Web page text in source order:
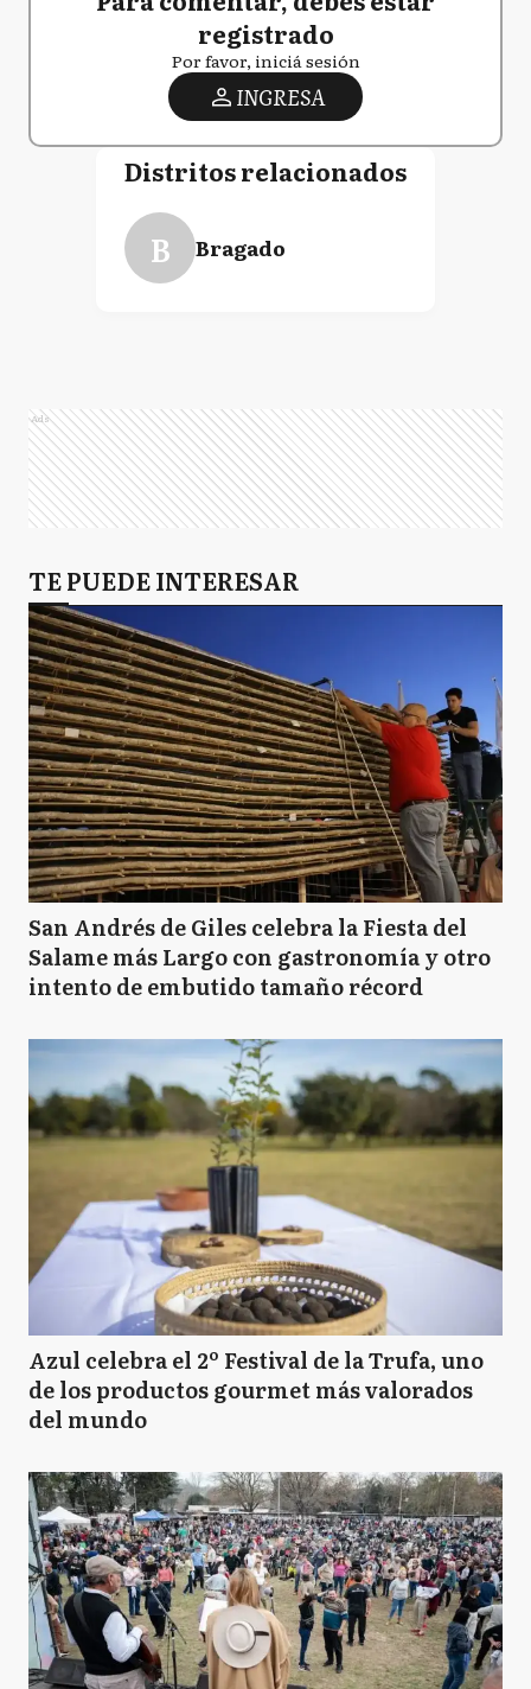
registrado
Por favor, iniciá sesión
INGRESA
Distritos relacionados
B Bragado
Ads
TE PUEDE INTERESAR
San Andrés de Giles celebra la Fiesta del
Salame más Largo con gastronomía y otro
intento de embutido tamaño récord
Azul celebra el 2º Festival de la Trufa, uno
de los productos gourmet más valorados
del mundo